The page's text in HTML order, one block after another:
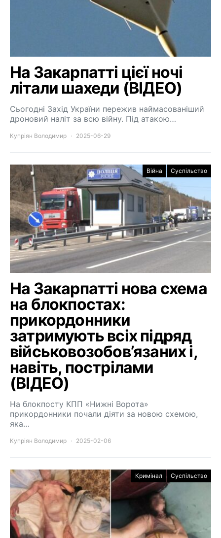
На Закарпатті цієї ночі
літали шахеди (ВІДЕО)
Сьогодні Захід України пережив наймасованіший
дроновий наліт за всю війну. Під атакою…
Купріян Володимир 2025-06-29
Війна Суспільство
На Закарпатті нова схема
на блокпостах:
прикордонники
затримують всіх підряд
військовозобов’язаних і,
навіть, пострілами
(ВІДЕО)
На блокпосту КПП «Нижні Ворота»
прикордонники почали діяти за новою схемою,
яка…
Купріян Володимир 2025-02-06
Кримінал Суспільство